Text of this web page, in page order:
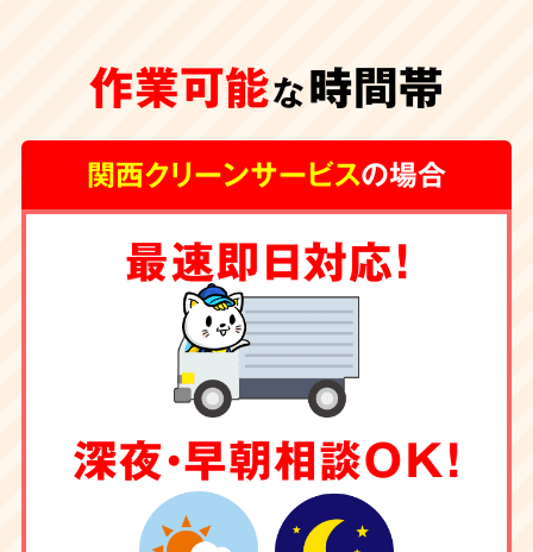
特殊清掃が遅れ、臭いや汚れが内装の下地にま
で及んでしまうと、その根源を取り除く為に内
装工事が必要な場合もございます。グループ会
社に工務店を有する弊社では清掃からリフォー
ムまで一手にお引き受けしております。
作業可能な時間帯
関西クリーンサービスの場合
最速即日対応！
深夜・早朝相談OK！